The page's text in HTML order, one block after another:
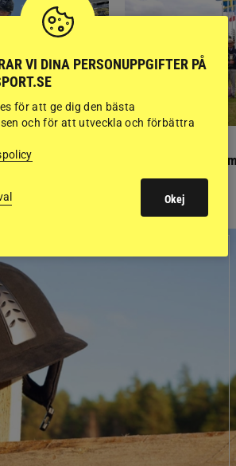
från första gnägget Finaldag med
VI DINA PERSONUPPGIFTER PÅ
för att ge dig den bästa
och för att utveckla och förbättra
Okej